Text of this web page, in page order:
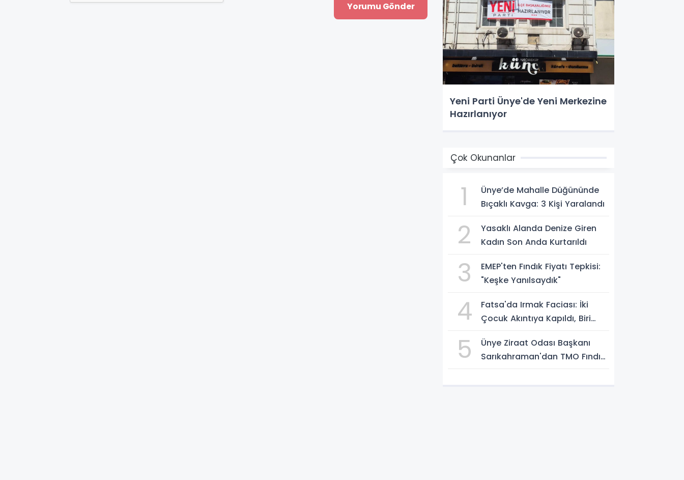
Yeni Parti Ünye'de Yeni Merkezine
Hazırlanıyor
Çok Okunanlar
1
Ünye’de Mahalle Düğününde
Bıçaklı Kavga: 3 Kişi Yaralandı
2
Yasaklı Alanda Denize Giren
Kadın Son Anda Kurtarıldı
3
EMEP'ten Fındık Fiyatı Tepkisi:
"Keşke Yanılsaydık"
4
Fatsa'da Irmak Faciası: İki
Çocuk Akıntıya Kapıldı, Biri
5
Ünye Ziraat Odası Başkanı
Sarıkahraman'dan TMO Fındık